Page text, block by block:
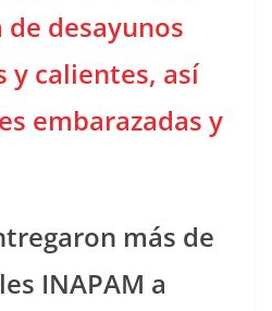
desayunos
y calientes, así
embarazadas y
más de
INAPAM a